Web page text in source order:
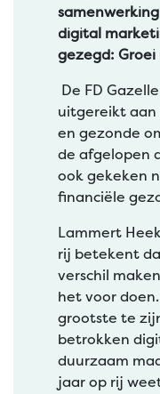
digital
gezegd:
De FD
uitgereikt aan
en gezonde
de afgelopen
ook gekeken
financiële
Lammert
rij betekent
verschil
het voor
grootste te
betrokken
duurzaam
jaar op rij